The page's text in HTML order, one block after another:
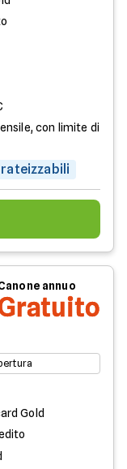
con limite di
annuo
Gold